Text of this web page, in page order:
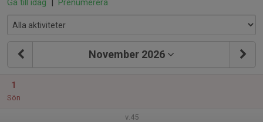
Gå till idag | Prenumerera
November 2026
1
Sön
v.45